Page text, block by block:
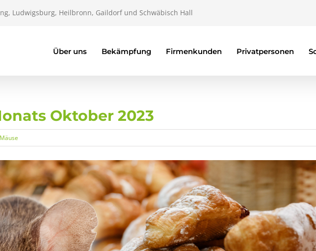
Ludwigsburg, Heilbronn, Gaildorf und Schwäbisch Hall
Über uns Bekämpfung Firmenkunden Privatpersonen
Oktober 2023
Mäuse